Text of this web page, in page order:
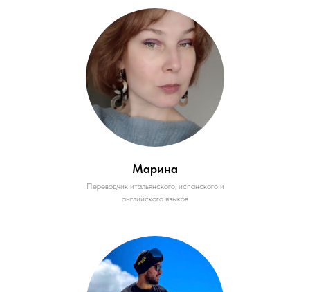
Марина
Переводчик итальянского, испанского и
английского языков